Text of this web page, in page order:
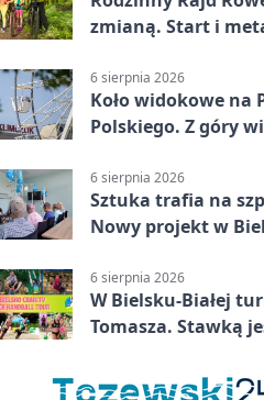
zmianą. Start i
6 sierpnia 2026
Koło widokowe na
Polskiego. Z góry
6 sierpnia 2026
Sztuka trafia na
Nowy projekt w
6 sierpnia 2026
W Bielsku-Białej
Tomasza. Stawką